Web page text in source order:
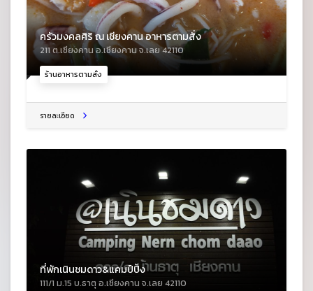
ร้านอาหารตามสั่ง
ครัวมงคลศิริ ณ เชียงคาน อาหารตามสั่ง
211 ต.เชียงคาน อ.เชียงคาน จ.เลย 42110
รายละเอียด
ที่พักเนินชมดาว&แคมป์ปิ้ง
111/1 ม.15 บ.ธาตุ อ.เชียงคาน จ.เลย 42110